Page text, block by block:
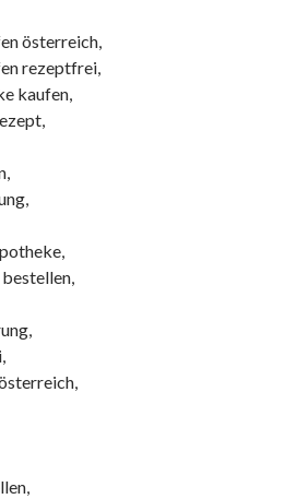
österreich,
rezeptfrei,
kaufen,